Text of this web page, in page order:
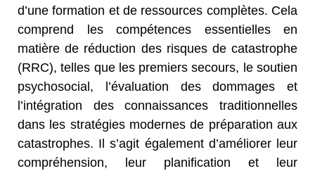
d’une formation et de ressources complètes. Cela
comprend les compétences essentielles en
matière de réduction des risques de catastrophe
(RRC), telles que les premiers secours, le soutien
psychosocial, l’évaluation des dommages et
l’intégration des connaissances traditionnelles
dans les stratégies modernes de préparation aux
catastrophes. Il s’agit également d’améliorer leur
compréhension, leur planification et leur